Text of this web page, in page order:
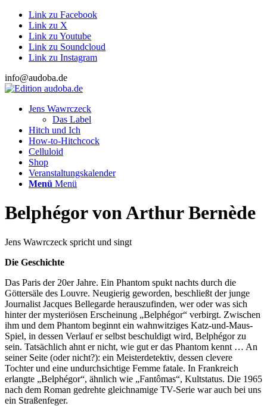
Link zu Facebook
Link zu X
Link zu Youtube
Link zu Soundcloud
Link zu Instagram
info@audoba.de
Jens Wawrczeck
Das Label
Hitch und Ich
How-to-Hitchcock
Celluloid
Shop
Veranstaltungskalender
Menü Menü
Belphégor von Arthur Bernède
Jens Wawrczeck spricht und singt
Die Geschichte
Das Paris der 20er Jahre. Ein Phantom spukt nachts durch die
Göttersäle des Louvre. Neugierig geworden, beschließt der junge
Journalist Jacques Bellegarde herauszufinden, wer oder was sich
hinter der mysteriösen Erscheinung „Belphégor“ verbirgt. Zwischen
ihm und dem Phantom beginnt ein wahnwitziges Katz-und-Maus-
Spiel, in dessen Verlauf er selbst beschuldigt wird, Belphégor zu
sein. Tatsächlich ahnt er nicht, wie gut er das Phantom kennt … An
seiner Seite (oder nicht?): ein Meisterdetektiv, dessen clevere
Tochter und eine undurchsichtige Femme fatale. In Frankreich
erlangte „Belphégor“, ähnlich wie „Fantômas“, Kultstatus. Die 1965
nach dem Roman gedrehte gleichnamige TV-Serie war auch bei uns
ein Straßenfeger.